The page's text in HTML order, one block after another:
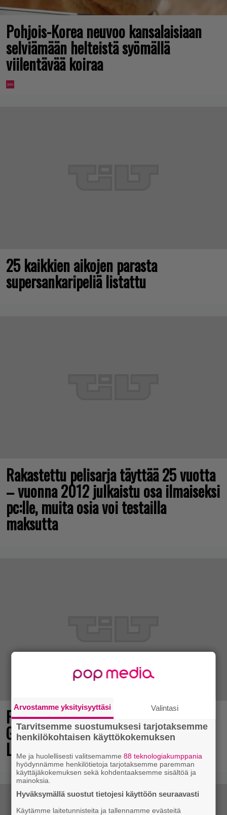
Pohjois-Korea neuvoo kansalaisiaan
selviämään helteistä syömällä
viilentävää koiraa
25 kaikkien aikojen parasta
supersankaripeliä listattu
Rakastettu pelisarja täyttää 25 vuotta
– vuonna 2012 julkaistu osa ilmaiseksi
pc:lle, muita osia voi testailla
maksutta
Final Fantasy VII Revelation näytillä
Gamescom-messujen Opening Night
Live -tapahtumassa
Arvostamme yksityisyyttäsi Valintasi
Tarvitsemme suostumuksesi tarjotaksemme
henkilökohtaisen käyttökokemuksen
Me ja huolellisesti valitsemamme88 teknologiakumppania
hyödynnämme henkilötietoja tarjotaksemme paremman
käyttäjäkokemuksen sekä kohdentaaksemme sisältöä ja
mainoksia.
Hyväksymällä suostut tietojesi käyttöön seuraavasti
Käytämme laitetunnisteita ja tallennamme evästeitä